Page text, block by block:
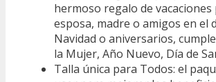
hermoso regalo de vacaciones
esposa, madre o amigos en el
Navidad o aniversarios,
la Mujer, Año Nuevo, Día de
Talla única para Todos: el